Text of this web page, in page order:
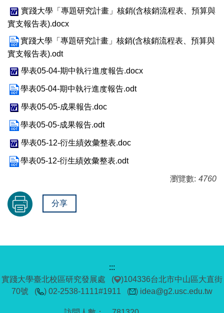
實踐大學「專題研究計畫」核銷(含核銷流程表、預算與
實支報告表).docx
實踐大學「專題研究計畫」核銷(含核銷流程表、預算與
實支報告表).odt
學表05-04-期中執行進度報告.docx
學表05-04-期中執行進度報告.odt
學表05-05-成果報告.doc
學表05-05-成果報告.odt
學表05-12-衍生績效彙整表.doc
學表05-12-衍生績效彙整表.odt
瀏覽數: 4760
分享
:::
實踐大學臺北校區研究發展處 (
)104336台北市中山區大直街
70號 (
) 02-2538-1111#1911 ( ) idea@g2.usc.edu.tw